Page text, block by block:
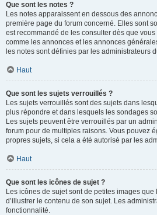
Que sont les notes ?
Les notes apparaissent en dessous des
première page du forum concerné. Elles sont
est recommandé de les consulter dès que
comme les annonces et les annonces
les notes sont définies par les administrateurs
Haut
Que sont les sujets verrouillés ?
Les sujets verrouillés sont des sujets dans
plus répondre et dans lesquels les sondages
Les sujets peuvent être verrouillés par un
forum pour de multiples raisons. Vous pouvez
propres sujets, si cela a été autorisé par les
Haut
Que sont les icônes de sujet ?
Les icônes de sujet sont de petites images que
d’illustrer le contenu de son sujet. Les
fonctionnalité.